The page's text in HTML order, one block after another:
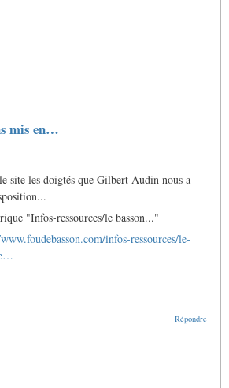
mis en…
site les doigtés que Gilbert Audin nous a
"Infos-ressources/le basson..."
infos-ressources/le-
Répondre